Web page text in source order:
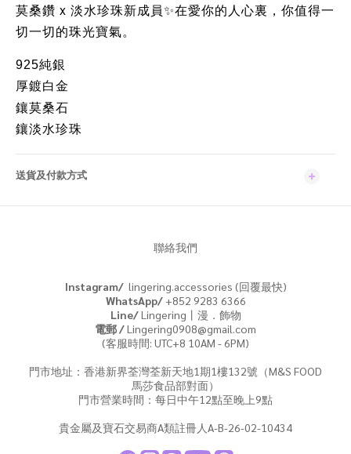
莫桑鑽 x 淡水珍珠新成員✨在愛你的人心裏，你值得一
切一切的珠光寶氣。
925純銀
厚鍍白金
鑲莫桑石
鑲淡水珍珠
送貨及付款方式
聯絡我們
Instagram/ lingering.accessories (回覆最快)
WhatsApp/+852 9283 6366
Line/Lingering丨漫．飾物
電郵 /Lingering0908@gmail.com
(客服時間: UTC+8 10AM - 6PM)
門市地址：香港新界荃灣荃新天地1期1樓132號（M&S FOOD
馬莎食品部對面）
門市營業時間：每日中午12點至晚上9點
貴金屬及寶石交易商A類註冊人A-B-26-02-10434